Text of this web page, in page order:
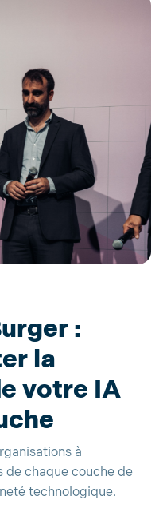
:
la
votre IA
à
chaque couche de
technologique.